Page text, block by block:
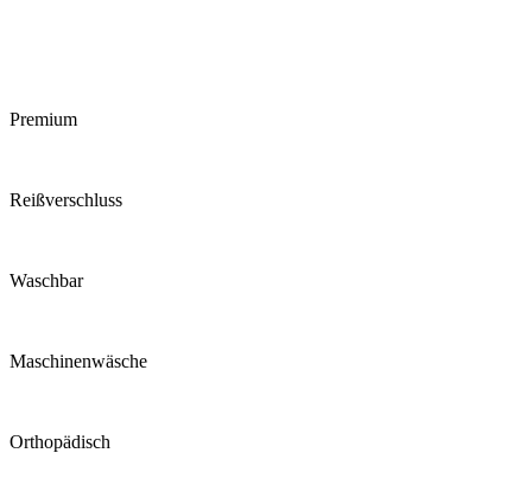
Premium
Reiß­verschluss
Waschbar
Maschinen­wäsche
Ortho­pädisch